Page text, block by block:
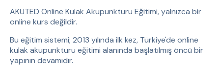
AKUTED Online Kulak Akupunkturu Eğitimi, yalnızca bir
online kurs değildir.
Bu eğitim sistemi; 2013 yılında ilk kez, Türkiye'de online
kulak akupunkturu eğitimi alanında başlatılmış öncü bir
yapının devamıdır.